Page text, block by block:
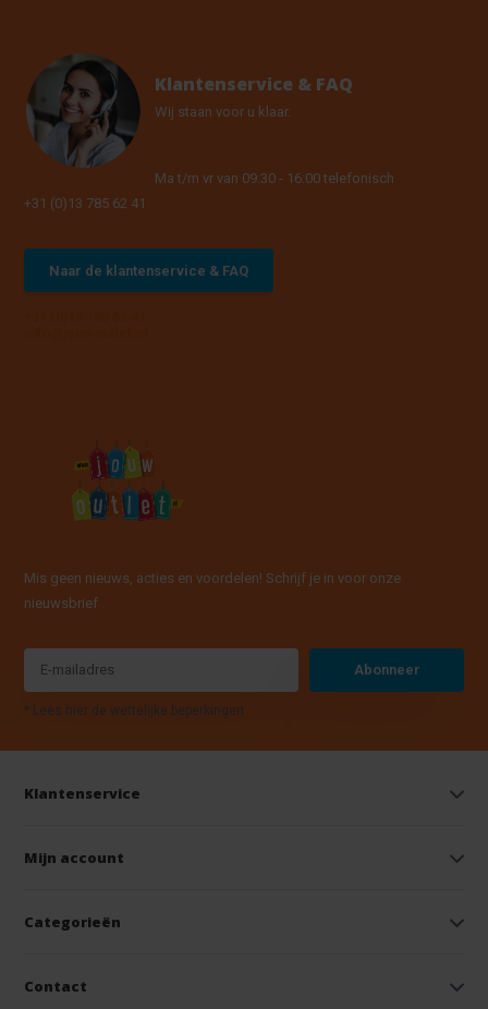
Klantenservice & FAQ
Wij staan voor u klaar.
Ma t/m vr van 09:30 - 16:00 telefonisch
+31 (0)13 785 62 41
Naar de klantenservice & FAQ
Mis geen nieuws, acties en voordelen! Schrijf je in voor onze
nieuwsbrief
Abonneer
* Lees hier de wettelijke beperkingen
Klantenservice
Mijn account
Categorieën
Contact